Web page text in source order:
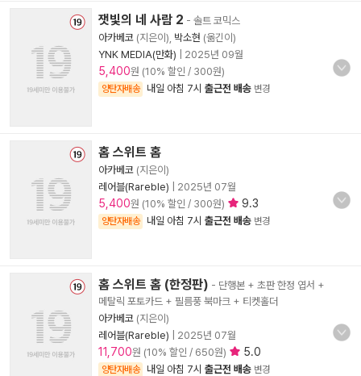
잿빛의 네 사람 2 - 솔트 코믹스
아카베코 (지은이), 박소현 (옮긴이)
YNK MEDIA(만화)
2025년 09월
5,400원 (10% 할인 / 300원)
양탄자배송 내일 아침 7시 출근전 배송 변경
홈 스위트 홈
아카베코 (지은이)
레어블(Rareble)
2025년 07월
5,400원 (10% 할인 / 300원) 9.3
양탄자배송 내일 아침 7시 출근전 배송 변경
홈 스위트 홈 (한정판) - 단행본 + 초판 한정 엽서 +
메탈릭 포토카드 + 필름풍 북마크 + 티켓홀더
아카베코 (지은이)
레어블(Rareble)
2025년 07월
11,700원 (10% 할인 / 650원) 5.0
양탄자배송 내일 아침 7시 출근전 배송 변경